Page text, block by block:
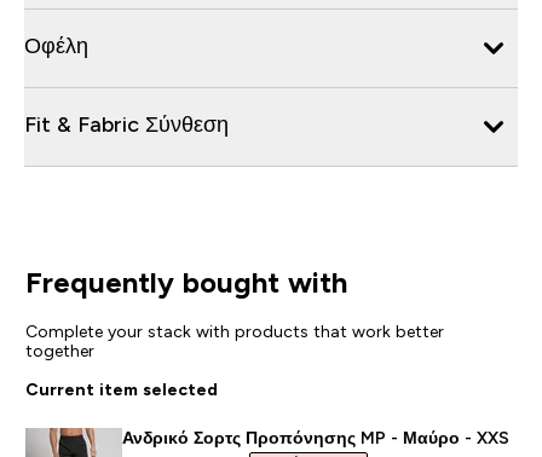
Οφέλη
Fit & Fabric Σύνθεση
Frequently bought with
Complete your stack with products that work better
together
Current item selected
Ανδρικό Σορτς Προπόνησης MP - Μαύρο - XXS